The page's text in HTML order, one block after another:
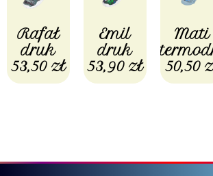
Rafał
druk
53,50 zł
Emil
druk
53,90 zł
Mati
50,50